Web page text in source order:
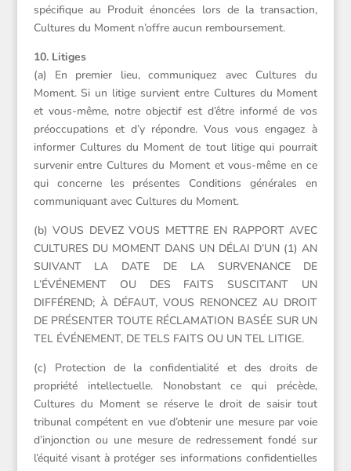
spécifique au Produit énoncées lors de la transaction,
Cultures du Moment n’offre aucun remboursement.
10. Litiges
(a) En premier lieu, communiquez avec Cultures du
Moment. Si un litige survient entre Cultures du Moment
et vous-même, notre objectif est d’être informé de vos
préoccupations et d’y répondre. Vous vous engagez à
informer Cultures du Moment de tout litige qui pourrait
survenir entre Cultures du Moment et vous-même en ce
qui concerne les présentes Conditions générales en
communiquant avec Cultures du Moment.
(b) VOUS DEVEZ VOUS METTRE EN RAPPORT AVEC
CULTURES DU MOMENT DANS UN DÉLAI D’UN (1) AN
SUIVANT LA DATE DE LA SURVENANCE DE
L’ÉVÉNEMENT OU DES FAITS SUSCITANT UN
DIFFÉREND; À DÉFAUT, VOUS RENONCEZ AU DROIT
DE PRÉSENTER TOUTE RÉCLAMATION BASÉE SUR UN
TEL ÉVÉNEMENT, DE TELS FAITS OU UN TEL LITIGE.
(c) Protection de la confidentialité et des droits de
propriété intellectuelle. Nonobstant ce qui précède,
Cultures du Moment se réserve le droit de saisir tout
tribunal compétent en vue d’obtenir une mesure par voie
d’injonction ou une mesure de redressement fondé sur
l’équité visant à protéger ses informations confidentielles